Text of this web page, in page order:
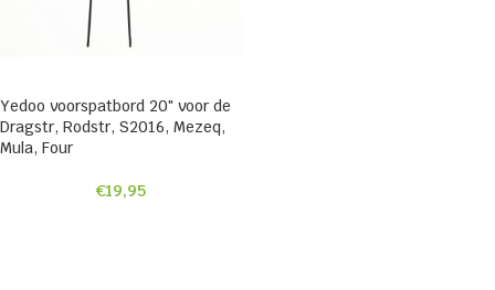
Yedoo voorspatbord 20″ voor de
Dragstr, Rodstr, S2016, Mezeq,
Mula, Four
€19,95